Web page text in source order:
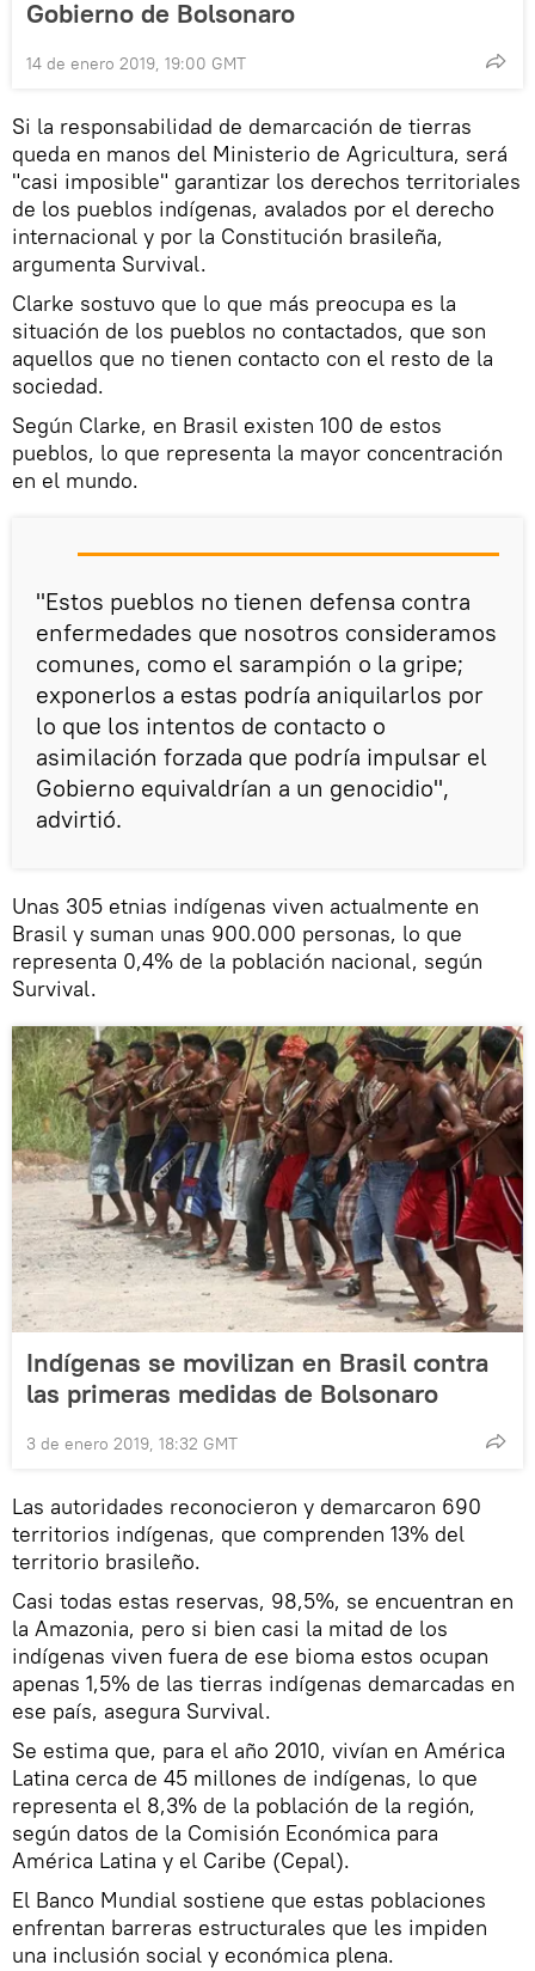
Gobierno de Bolsonaro
14 de enero 2019, 19:00 GMT
Si la responsabilidad de demarcación de tierras
queda en manos del Ministerio de Agricultura, será
"casi imposible" garantizar los derechos territoriales
de los pueblos indígenas, avalados por el derecho
internacional y por la Constitución brasileña,
argumenta Survival.
Clarke sostuvo que lo que más preocupa es la
situación de los pueblos no contactados, que son
aquellos que no tienen contacto con el resto de la
sociedad.
Según Clarke, en Brasil existen 100 de estos
pueblos, lo que representa la mayor concentración
en el mundo.
"Estos pueblos no tienen defensa contra
enfermedades que nosotros consideramos
comunes, como el sarampión o la gripe;
exponerlos a estas podría aniquilarlos por
lo que los intentos de contacto o
asimilación forzada que podría impulsar el
Gobierno equivaldrían a un genocidio",
advirtió.
Unas 305 etnias indígenas viven actualmente en
Brasil y suman unas 900.000 personas, lo que
representa 0,4% de la población nacional, según
Survival.
Indígenas se movilizan en Brasil contra
las primeras medidas de Bolsonaro
3 de enero 2019, 18:32 GMT
Las autoridades reconocieron y demarcaron 690
territorios indígenas, que comprenden 13% del
territorio brasileño.
Casi todas estas reservas, 98,5%, se encuentran en
la Amazonia, pero si bien casi la mitad de los
indígenas viven fuera de ese bioma estos ocupan
apenas 1,5% de las tierras indígenas demarcadas en
ese país, asegura Survival.
Se estima que, para el año 2010, vivían en América
Latina cerca de 45 millones de indígenas, lo que
representa el 8,3% de la población de la región,
según datos de la Comisión Económica para
América Latina y el Caribe (Cepal).
El Banco Mundial sostiene que estas poblaciones
enfrentan barreras estructurales que les impiden
una inclusión social y económica plena.